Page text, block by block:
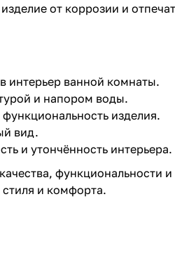
от коррозии и
интерьер ванной комнаты.
и напором воды.
изделия.
вид.
и утончённость интерьера.
функциональности
и комфорта.